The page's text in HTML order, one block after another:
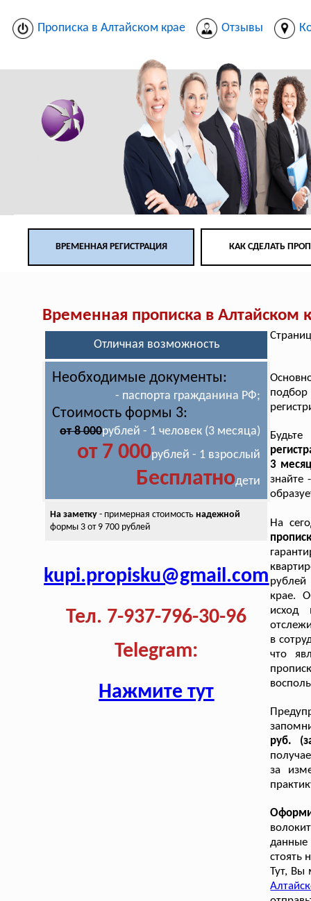
Прописка в Алтайском крае Отзывы
ВРЕМЕННАЯ РЕГИСТРАЦИЯ КАК СДЕЛАТЬ
Временная прописка в Алтайском
Отличная возможность
Необходимые документы:
- паспорта гражданина РФ;
Стоимость формы 3:
от 8 000рублей - 1 человек (3 месяца)
от 7 000рублей - 1 взрослый
Бесплатнодети
На заметку- примерная стоимость надежной
формы 3 от 9 700 рублей
kupi.propisku@gmail.com
Тел. 7-937-796-30-96
Telegram:
Нажмите тут
3
знайте
На
крае.
исход
в
что
руб.
за
данные
стоять
Тут, Вы